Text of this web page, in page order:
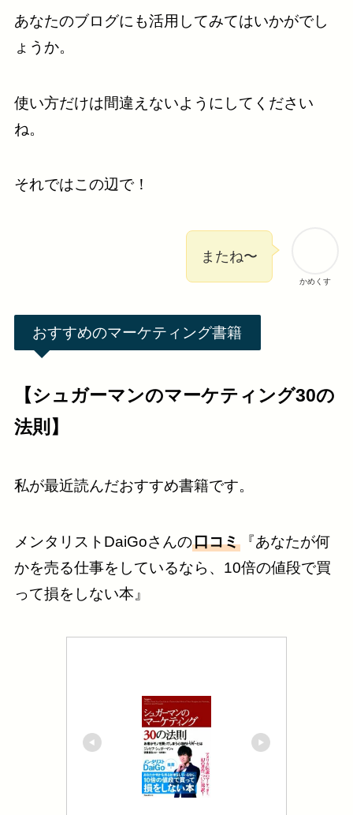
あなたのブログにも活用してみてはいかがでし
ょうか。
使い方だけは間違えないようにしてください
ね。
それではこの辺で！
かめくす
またね〜
おすすめのマーケティング書籍
【シュガーマンのマーケティング30の
法則】
私が最近読んだおすすめ書籍です。
メンタリストDaiGoさんの口コミ『あなたが何
かを売る仕事をしているなら、10倍の値段で買
って損をしない本』